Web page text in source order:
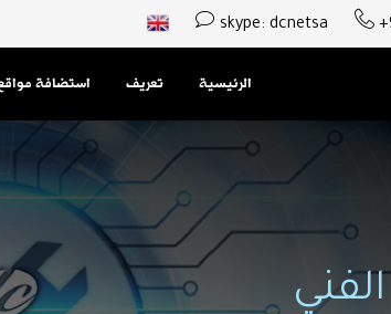
skype: dcnetsa
الرئيسية تعريف استضافة